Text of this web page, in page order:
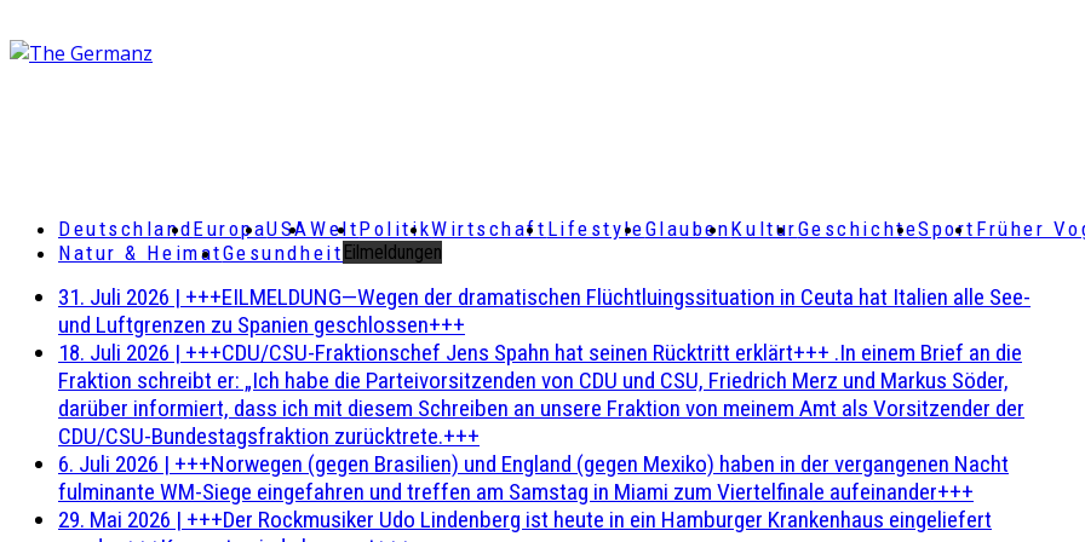
DeutschlandEuropaUSAWeltPolitikWirtschaft LifestyleGlaubenKulturGeschichteSport Früher
Natur & HeimatGesundheit Eilmeldungen
31. Juli 2026 | +++EILMELDUNG—Wegen der dramatischen Flüchtluingssituation in Ceuta hat Italien alle See-
und Luftgrenzen zu Spanien geschlossen+++
18. Juli 2026 | +++CDU/CSU-Fraktionschef Jens Spahn hat seinen Rücktritt erklärt+++ .In einem Brief an die
Fraktion schreibt er: „Ich habe die Parteivorsitzenden von CDU und CSU, Friedrich Merz und Markus Söder,
darüber informiert, dass ich mit diesem Schreiben an unsere Fraktion von meinem Amt als Vorsitzender der
CDU/CSU-Bundestagsfraktion zurücktrete.+++
6. Juli 2026 | +++Norwegen (gegen Brasilien) und England (gegen Mexiko) haben in der vergangenen Nacht
fulminante WM-Siege eingefahren und treffen am Samstag in Miami zum Viertelfinale aufeinander+++
29. Mai 2026 | +++Der Rockmusiker Udo Lindenberg ist heute in ein Hamburger Krankenhaus eingeliefert